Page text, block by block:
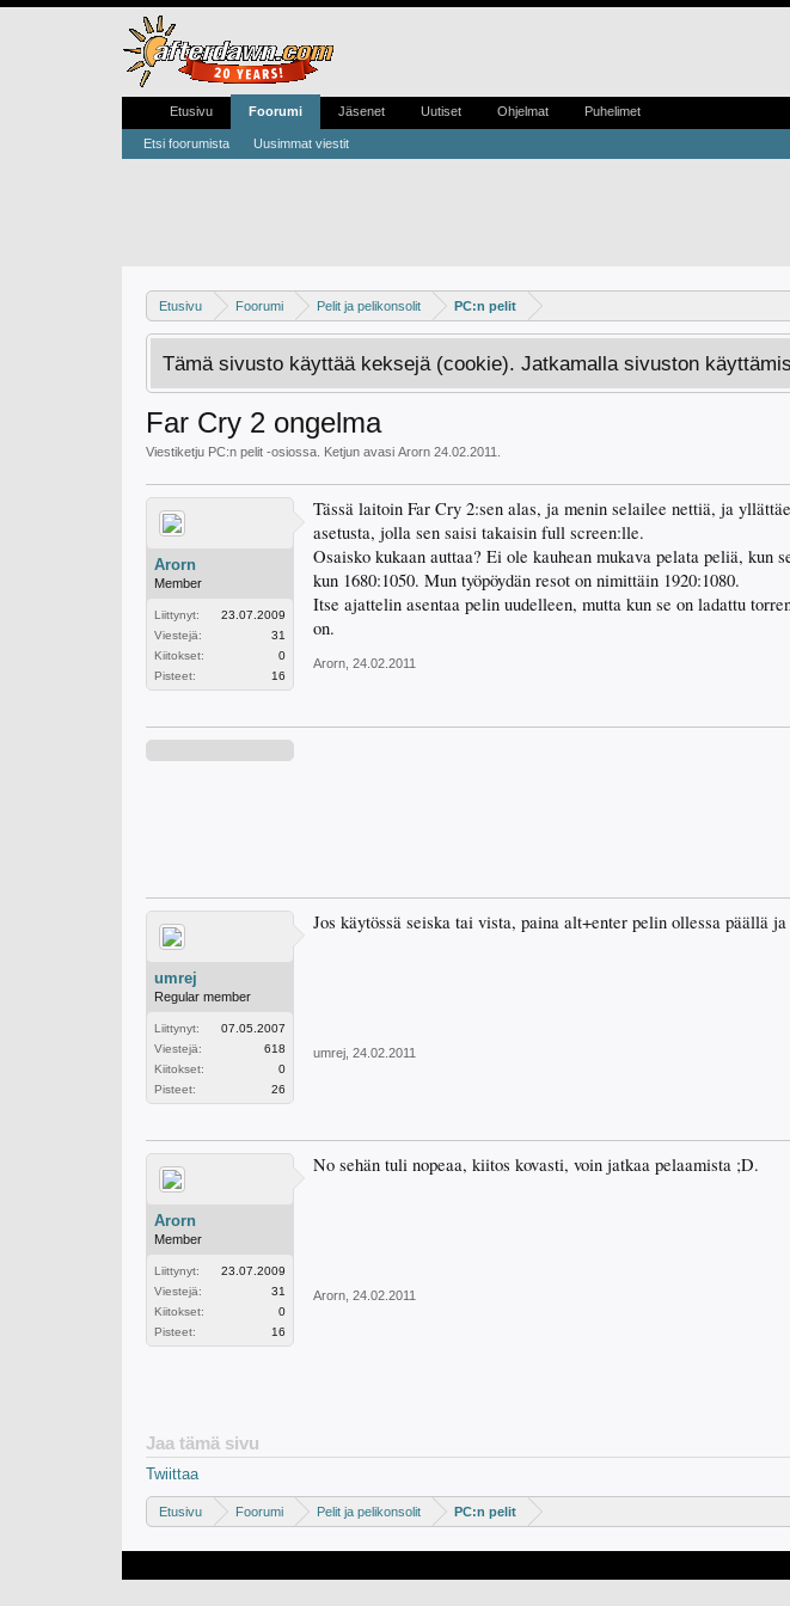
Etusivu Foorumi Pelit ja pelikonsolit PC:n pelit
Tämä sivusto käyttää keksejä (cookie). Jatkamalla sivuston
Far Cry 2 ongelma
Viestiketju PC:n pelit -osiossa. Ketjun avasi Arorn 24.02.2011
Arorn
Member
Liittynyt:
23.07.2009
Viestejä:
31
Kiitokset:
0
Pisteet:
16
Tässä laitoin Far Cry 2:sen alas, ja menin selailee nettiä, ja
asetusta, jolla sen saisi takaisin full screen:lle.
Osaisko kukaan auttaa? Ei ole kauhean mukava pelata peliä, kun
kun 1680:1050. Mun työpöydän resot on nimittäin 1920:1080.
Itse ajattelin asentaa pelin uudelleen, mutta kun se on ladattu
on.
Arorn 24.02.2011
umrej
Regular member
Liittynyt:
07.05.2007
Viestejä:
618
Kiitokset:
0
Pisteet:
26
Jos käytössä seiska tai vista, paina alt+enter pelin ollessa päällä
umrej 24.02.2011
Arorn
Member
Liittynyt:
23.07.2009
Viestejä:
31
Kiitokset:
0
Pisteet:
16
No sehän tuli nopeaa, kiitos kovasti, voin jatkaa pelaamista ;D.
Arorn 24.02.2011
Jaa tämä sivu
Twiittaa
Etusivu Foorumi Pelit ja pelikonsolit PC:n pelit
Etusivu Foorumi
Etsi foorumista Uusimmat viestit
Jäsenet Uutiset Ohjelmat Puhelimet